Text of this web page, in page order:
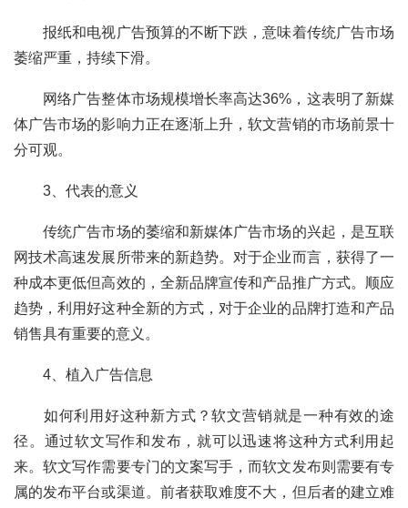
	报纸和电视广告预算的不断下跌，意味着传统广告市场
萎缩严重，持续下滑。
体广告市场的影响力正在逐渐上升，软文营销的市场前景十
分可观。
	3、代表的意义
	传统广告市场的萎缩和新媒体广告市场的兴起，是互联
网技术高速发展所带来的新趋势。对于企业而言，获得了一
种成本更低但高效的，全新品牌宣传和产品推广方式。顺应
趋势，利用好这种全新的方式，对于企业的品牌打造和产品
销售具有重要的意义。
	4、植入广告信息
径。通过软文写作和发布，就可以迅速将这种方式利用起
来。软文写作需要专门的文案写手，而软文发布则需要有专
属的发布平台或渠道。前者获取难度不大，但后者的建立难